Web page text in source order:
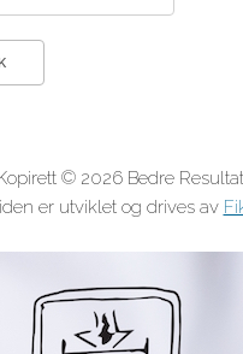
© 2026 Bedre
er utviklet og drives av